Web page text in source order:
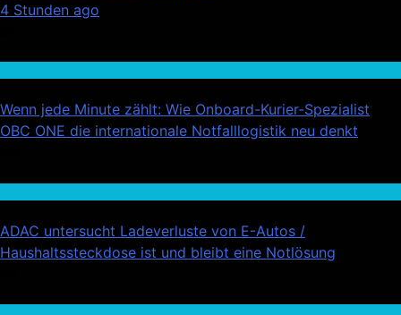
4 Stunden ago
Wenn jede Minute zählt: Wie Onboard-Kurier-Spezialist
OBC ONE die internationale Notfalllogistik neu denkt
ADAC untersucht Ladeverluste von E-Autos /
Haushaltssteckdose ist und bleibt eine Notlösung